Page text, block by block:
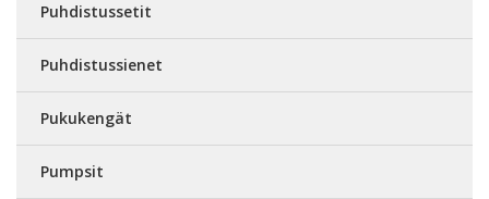
Puhdistussetit
Puhdistussienet
Pukukengät
Pumpsit